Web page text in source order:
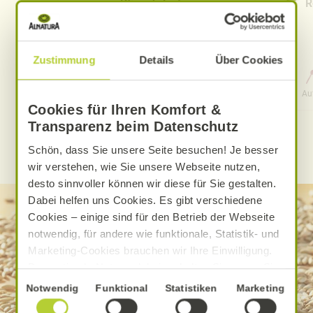
Zustimmung Details Über Cookies
Cookies für Ihren Komfort &
Transparenz beim Datenschutz
Schön, dass Sie unsere Seite besuchen! Je besser
wir verstehen, wie Sie unsere Webseite nutzen,
desto sinnvoller können wir diese für Sie gestalten.
Dabei helfen uns Cookies. Es gibt verschiedene
Cookies – einige sind für den Betrieb der Webseite
notwendig, für andere wie funktionale, Statistik- und
Marketing-Cookies brauchen wir Ihre Einwilligung.
Das optimale Nutzererlebnis erhalten Sie, wenn Sie
„Alle Cookies erlauben“ anklicken. Ihre Einwilligung
umfasst in diesem Fall auch den Einsatz von
Einwilligungsauswahl
Notwendig Funktional Statistiken Marketing
Pfirsich-Eistee
0 Std. 15 Min.
WEITERE ALNATURA REZEPTE FINDEN